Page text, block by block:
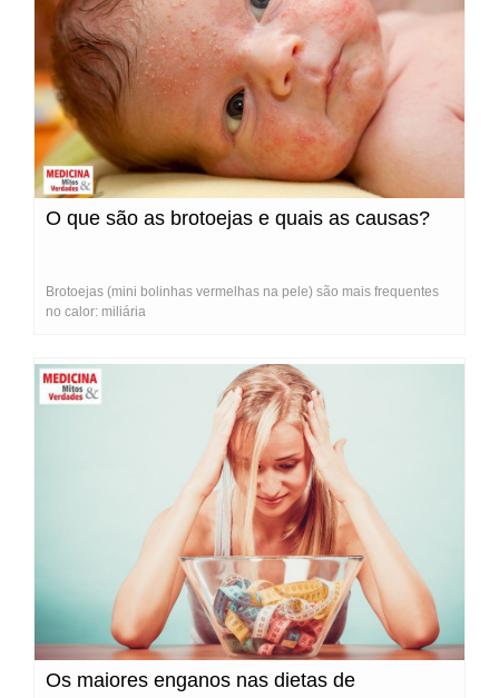
O que são as brotoejas e quais as causas?
Brotoejas (mini bolinhas vermelhas na pele) são mais frequentes
no calor: miliária
Os maiores enganos nas dietas de